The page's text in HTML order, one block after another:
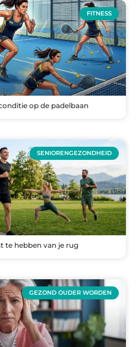
FITNESS
op de padelbaan
SENIORENGEZONDHEID
te hebben van je rug
GEZOND OUDER WORDEN